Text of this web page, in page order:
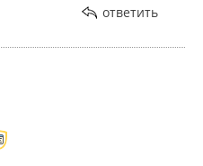
ответить